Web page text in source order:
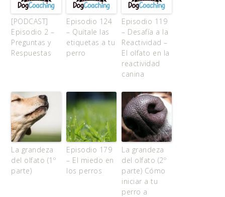
[PODCAST]
Episodio 2 –
Preguntas y
Respuestas
Episodio 124
– Quítale las
etiquetas a tu
perro
Episodio 119
– Desafía a la
Reactividad –
El olfato en la
reactividad
canina
La grandeza
del olfato (1º
parte)
Episodio 179
– El miedo en
los perros
La grandeza
del olfato (2º
parte) Cómo
iniciar a tu
perro a